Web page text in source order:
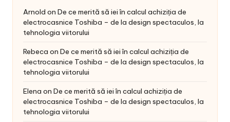
Arnold on De ce merită să iei în calcul achiziția de
electrocasnice Toshiba – de la design spectaculos, la
tehnologia viitorului
Rebeca on De ce merită să iei în calcul achiziția de
electrocasnice Toshiba – de la design spectaculos, la
tehnologia viitorului
Elena on De ce merită să iei în calcul achiziția de
electrocasnice Toshiba – de la design spectaculos, la
tehnologia viitorului